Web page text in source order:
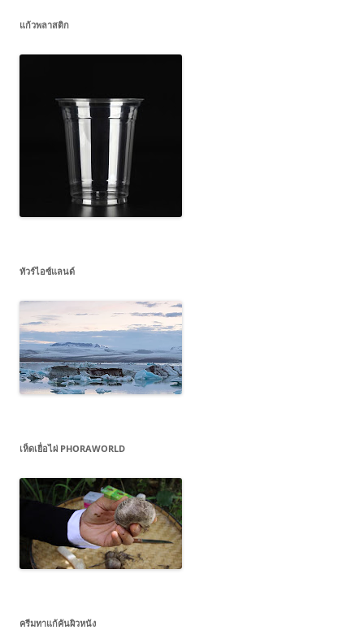
แก้วพลาสติก
ทัวร์ไอซ์แลนด์
เห็ดเยื่อไผ่ PHORAWORLD
ครีมทาแก้คันผิวหนัง